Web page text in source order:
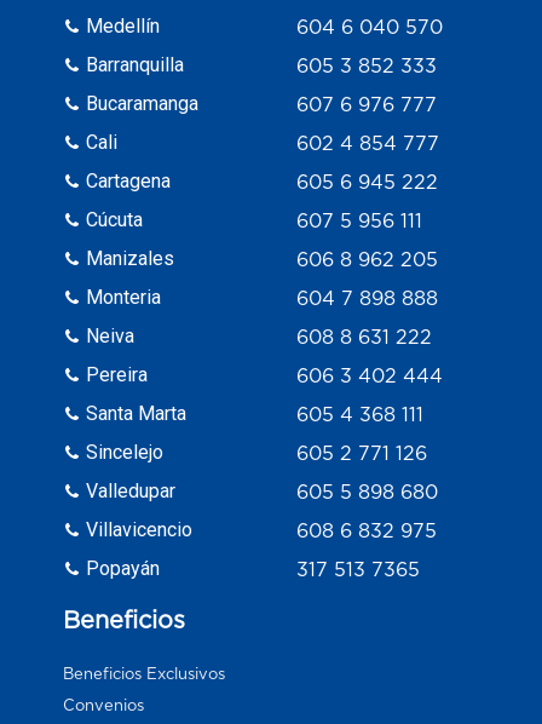
Medellín
Barranquilla
Bucaramanga
Cali
Cartagena
Cúcuta
Manizales
Monteria
Neiva
Pereira
Santa Marta
Sincelejo
Valledupar
Villavicencio
Popayán
604 6 040 570
605 3 852 333
607 6 976 777
602 4 854 777
605 6 945 222
607 5 956 111
606 8 962 205
604 7 898 888
608 8 631 222
606 3 402 444
605 4 368 111
605 2 771 126
605 5 898 680
608 6 832 975
317 513 7365
Beneficios
Beneficios Exclusivos
Convenios